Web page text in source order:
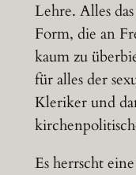
Lehre. Alles
Form, die an
kaum zu
für alles der
Kleriker und
Es herrscht